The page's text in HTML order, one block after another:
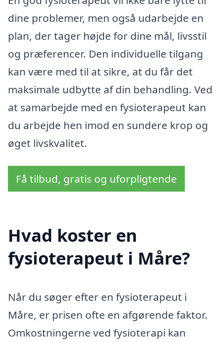
dine problemer, men også udarbejde en
plan, der tager højde for dine mål, livsstil
og præferencer. Den individuelle tilgang
kan være med til at sikre, at du får det
maksimale udbytte af din behandling. Ved
at samarbejde med en fysioterapeut kan
du arbejde hen imod en sundere krop og
øget livskvalitet.
Få tilbud, gratis og uforpligtende
Hvad koster en
fysioterapeut i Måre?
Når du søger efter en fysioterapeut i
Måre, er prisen ofte en afgørende faktor.
Omkostningerne ved fysioterapi kan